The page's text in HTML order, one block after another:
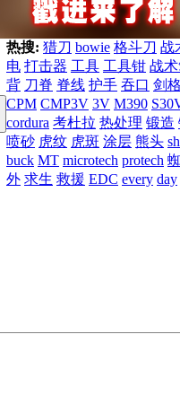
热搜: 猎刀 bowie 格斗刀 战
电 打击器 工具 工具钳 战
背 刀脊 脊线 护手 吞口 剑格
CPM CMP3V 3V M390
cordura 考杜拉 热处理 锻造
喷砂 虎纹 虎斑 涂层 熊头
buck MT microtech protech
外 求生 救援 EDC every day